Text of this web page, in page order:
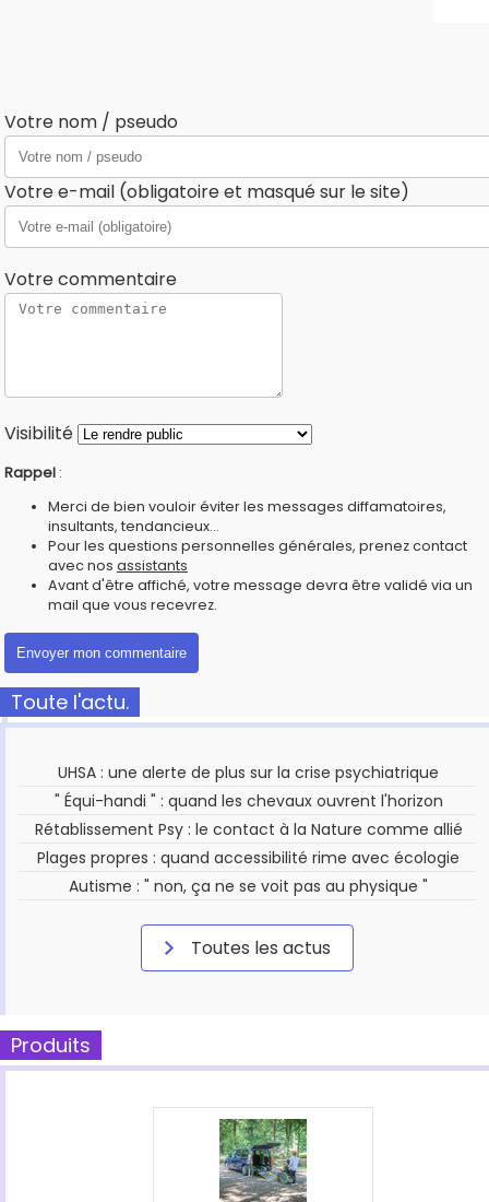
Votre nom / pseudo
Votre e-mail (obligatoire et masqué sur le site)
Votre commentaire
Visibilité
Rappel :
Merci de bien vouloir éviter les messages diffamatoires,
insultants, tendancieux...
Pour les questions personnelles générales, prenez contact
avec nos assistants
Avant d'être affiché, votre message devra être validé via un
mail que vous recevrez.
Toute l'actu.
UHSA : une alerte de plus sur la crise psychiatrique
" Équi-handi " : quand les chevaux ouvrent l'horizon
Rétablissement Psy : le contact à la Nature comme allié
Plages propres : quand accessibilité rime avec écologie
Autisme : " non, ça ne se voit pas au physique "
Toutes les actus
Produits